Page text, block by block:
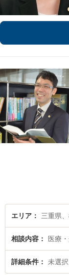
エリア 三重県
相談内容 医療
詳細条件 未選択